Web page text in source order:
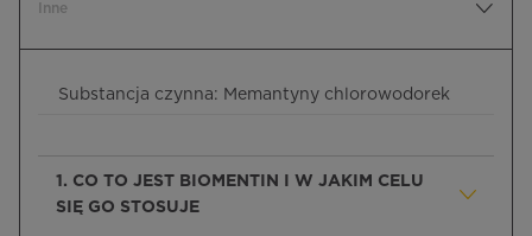
Inne
Substancja czynna: Memantyny chlorowodorek
1. CO TO JEST BIOMENTIN I W JAKIM CELU
SIĘ GO STOSUJE